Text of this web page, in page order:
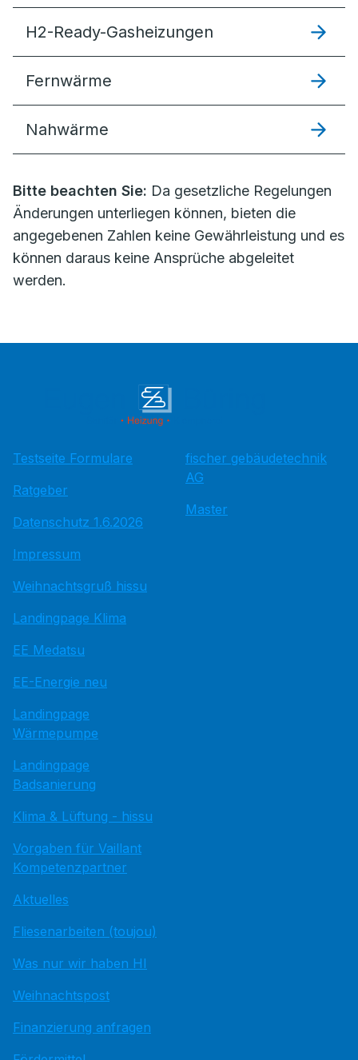
H2-Ready-Gasheizungen
Fernwärme
Nahwärme
Bitte beachten Sie: Da gesetzliche Regelungen
Änderungen unterliegen können, bieten die
angegebenen Zahlen keine Gewährleistung und es
können daraus keine Ansprüche abgeleitet
werden.
Testseite Formulare
Ratgeber
Datenschutz 1.6.2026
Impressum
Weihnachtsgruß hissu
Landingpage Klima
EE Medatsu
EE-Energie neu
Landingpage
Wärmepumpe
Landingpage
Badsanierung
Klima & Lüftung - hissu
Vorgaben für Vaillant
Kompetenzpartner
Aktuelles
Fliesenarbeiten (toujou)
Was nur wir haben HI
Weihnachtspost
Finanzierung anfragen
fischer gebäudetechnik
AG
Master